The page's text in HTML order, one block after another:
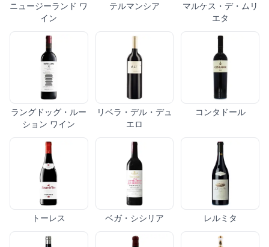
ニュージーランド ワ
イン
テルマンシア
マルケス・デ・ムリ
エタ
ラングドッグ・ルー
ション ワイン
リベラ・デル・デュ
エロ
コンタドール
トーレス ベガ・シシリア レルミタ